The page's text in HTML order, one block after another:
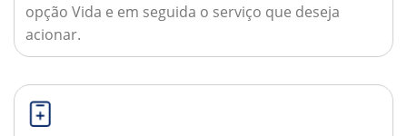
opção Vida e em seguida o serviço que deseja
acionar.